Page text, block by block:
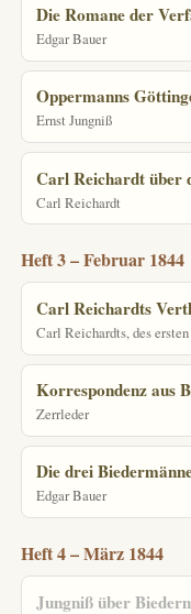
Die Romane der
Edgar Bauer
Oppermanns
Ernst Jungniß
Carl Reichardt über
Carl Reichardt
Heft 3 – Februar 1844
Carl Reichardts
Carl Reichardts, des
Korrespondenz aus
Zerrleder
Die drei
Edgar Bauer
Heft 4 – März 1844
Jungniß über